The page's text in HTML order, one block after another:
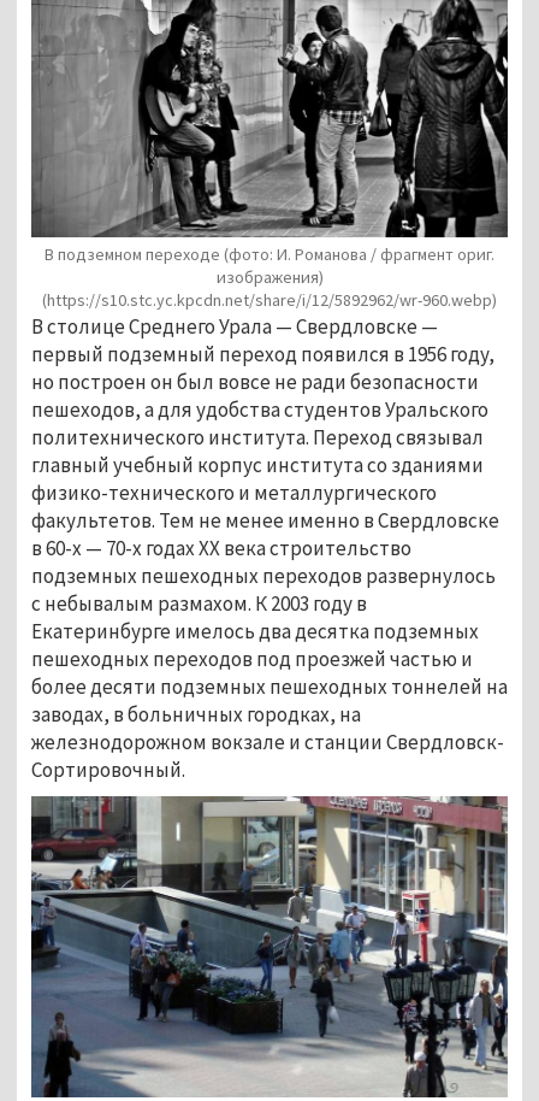
В подземном переходе (фото: И. Романова / фрагмент ориг.
изображения)
(https://s10.stc.yc.kpcdn.net/share/i/12/5892962/wr-960.webp)
В столице Среднего Урала — Свердловске —
первый подземный переход появился в 1956 году,
но построен он был вовсе не ради безопасности
пешеходов, а для удобства студентов Уральского
политехнического института. Переход связывал
главный учебный корпус института со зданиями
физико-технического и металлургического
факультетов. Тем не менее именно в Свердловске
в 60-х — 70-х годах ХХ века строительство
подземных пешеходных переходов развернулось
с небывалым размахом. К 2003 году в
Екатеринбурге имелось два десятка подземных
пешеходных переходов под проезжей частью и
более десяти подземных пешеходных тоннелей на
заводах, в больничных городках, на
железнодорожном вокзале и станции Свердловск-
Сортировочный.